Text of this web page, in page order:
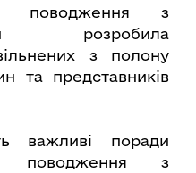
поводження з
розробила
з полону
та представників
важливі поради
поводження з